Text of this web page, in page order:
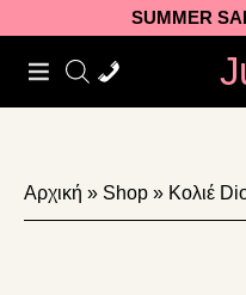
to
primary
to
main
to
footer
SUMMER
Αρχική » Shop » Κολιέ